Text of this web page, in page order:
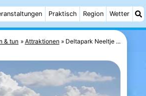
Praktisch Region Wetter
& tun Attraktionen Deltapark Neeltje ...